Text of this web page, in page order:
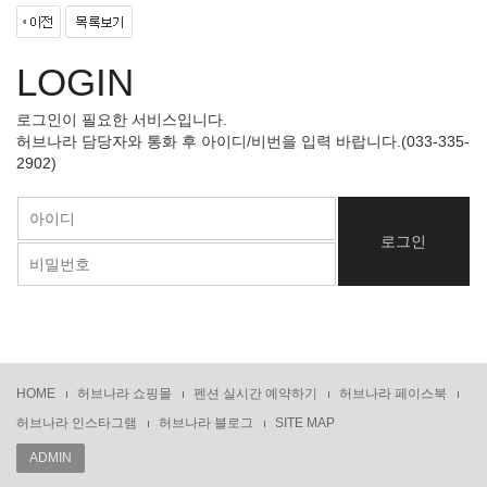
LOGIN
로그인이 필요한 서비스입니다.
허브나라 담당자와 통화 후 아이디/비번을 입력 바랍니다.(033-335-
2902)
HOME 허브나라 쇼핑몰 펜션 실시간 예약하기
허브나라 페이스북
허브나라 인스타그램
허브나라 블로그 SITE MAP
ADMIN